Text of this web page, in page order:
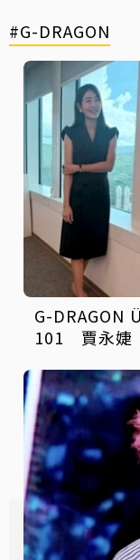
#G-DRAGON
G-DRAGON
101 賈永婕